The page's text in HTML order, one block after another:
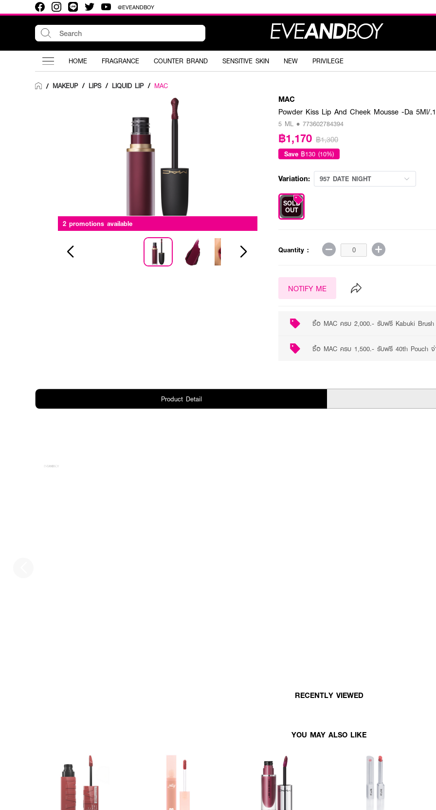
@EVEANDBOY
HOME FRAGRANCE COUNTER BRAND SENSITIVE SKIN NEW PRIVILEGE
/ MAKEUP / LIPS / LIQUID LIP / MAC
2 promotions available
MAC
Powder Kiss Lip And Cheek Mousse -Da 5Ml/
5 ML • 773602784394
฿1,170 ฿1,300
Save ฿130 (10%)
Variation: 957 DATE NIGHT
SOLD
OUT
Quantity :
NOTIFY ME
ซื้อ MAC ครบ 2,000.- รับฟรี Kabuki
ซื้อ MAC ครบ 1,500.- รับฟรี 40th Pouch
Product Detail
RECENTLY VIEWED
YOU MAY ALSO LIKE